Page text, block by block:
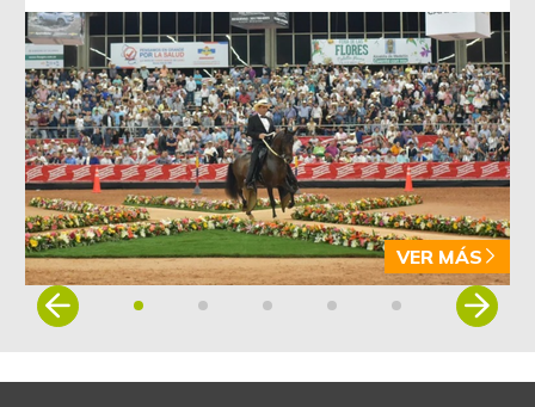
VER MÁS
Item
5